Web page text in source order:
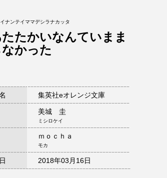
ナンテイママデシラナカッタ
たかいなんていまま
かった
集英社eオレンジ文庫
美城 圭
ミシロケイ
ｍｏｃｈａ
モカ
2018年03月16日